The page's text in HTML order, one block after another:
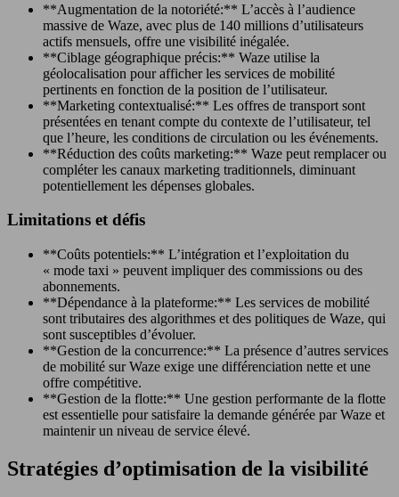
**Augmentation de la notoriété:** L’accès à l’audience
massive de Waze, avec plus de 140 millions d’utilisateurs
actifs mensuels, offre une visibilité inégalée.
**Ciblage géographique précis:** Waze utilise la
géolocalisation pour afficher les services de mobilité
pertinents en fonction de la position de l’utilisateur.
**Marketing contextualisé:** Les offres de transport sont
présentées en tenant compte du contexte de l’utilisateur, tel
que l’heure, les conditions de circulation ou les événements.
**Réduction des coûts marketing:** Waze peut remplacer ou
compléter les canaux marketing traditionnels, diminuant
potentiellement les dépenses globales.
Limitations et défis
**Coûts potentiels:** L’intégration et l’exploitation du
« mode taxi » peuvent impliquer des commissions ou des
abonnements.
**Dépendance à la plateforme:** Les services de mobilité
sont tributaires des algorithmes et des politiques de Waze, qui
sont susceptibles d’évoluer.
**Gestion de la concurrence:** La présence d’autres services
de mobilité sur Waze exige une différenciation nette et une
offre compétitive.
**Gestion de la flotte:** Une gestion performante de la flotte
est essentielle pour satisfaire la demande générée par Waze et
maintenir un niveau de service élevé.
Stratégies d’optimisation de la visibilité